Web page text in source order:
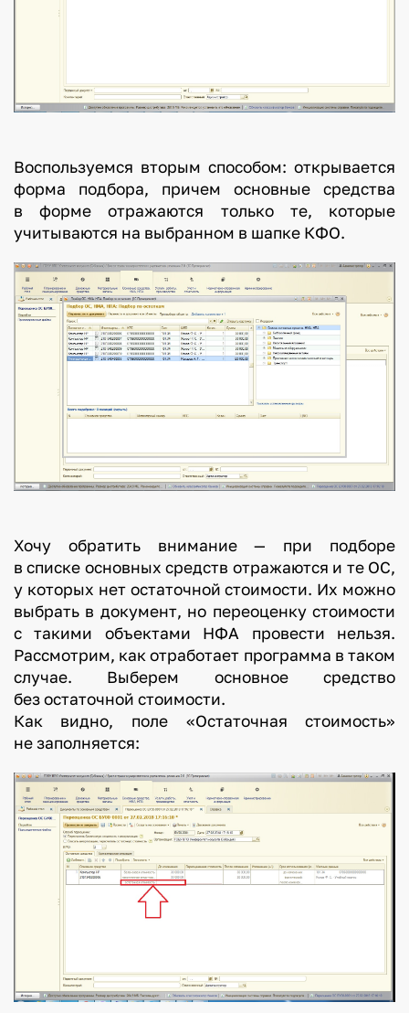
Воспользуемся вторым способом: открывается
форма подбора, причем основные средства
в форме отражаются только те, которые
учитываются на выбранном в шапке КФО.
Хочу обратить внимание — при подборе
в списке основных средств отражаются и те ОС,
у которых нет остаточной стоимости. Их можно
выбрать в документ, но переоценку стоимости
с такими объектами НФА провести нельзя.
Рассмотрим, как отработает программа в таком
случае. Выберем основное средство
без остаточной стоимости.
Как видно, поле «Остаточная стоимость»
не заполняется: